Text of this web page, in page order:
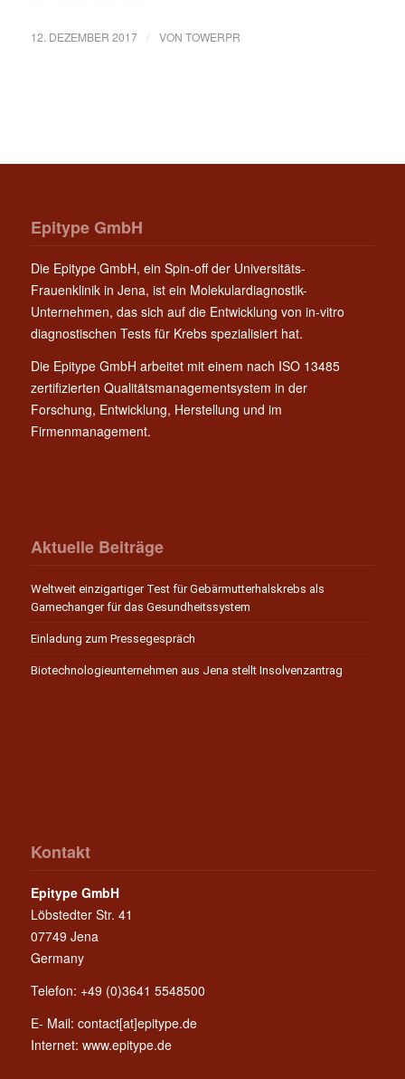
12. DEZEMBER 2017 / VON TOWERPR
Epitype GmbH
Die Epitype GmbH, ein Spin-off der Universitäts-
Frauenklinik in Jena, ist ein Molekulardiagnostik-
Unternehmen, das sich auf die Entwicklung von in-vitro
diagnostischen Tests für Krebs spezialisiert hat.
Die Epitype GmbH arbeitet mit einem nach ISO 13485
zertifizierten Qualitätsmanagementsystem in der
Forschung, Entwicklung, Herstellung und im
Firmenmanagement.
Aktuelle Beiträge
Weltweit einzigartiger Test für Gebärmutterhalskrebs als
Gamechanger für das Gesundheitssystem
Einladung zum Pressegespräch
Biotechnologieunternehmen aus Jena stellt Insolvenzantrag
Kontakt
Epitype GmbH
Löbstedter Str. 41
07749 Jena
Germany
Telefon: +49 (0)3641 5548500
E- Mail: contact[at]epitype.de
Internet: www.epitype.de